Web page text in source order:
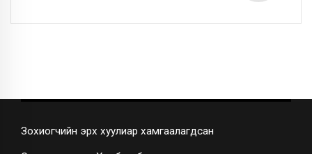
Зохиогчийн эрх хуулиар хамгаалагдсан